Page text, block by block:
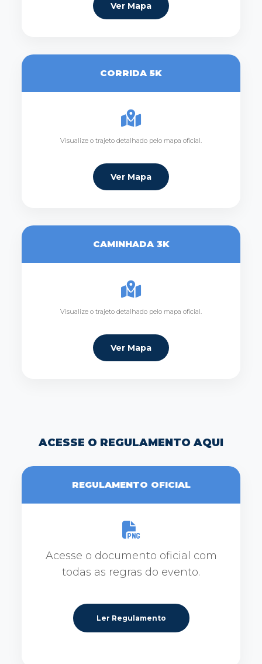
Ver Mapa
CORRIDA 5K
Visualize o trajeto detalhado pelo mapa oficial.
Ver Mapa
CAMINHADA 3K
Visualize o trajeto detalhado pelo mapa oficial.
Ver Mapa
ACESSE O REGULAMENTO AQUI
REGULAMENTO OFICIAL
Acesse o documento oficial com
todas as regras do evento.
Ler Regulamento